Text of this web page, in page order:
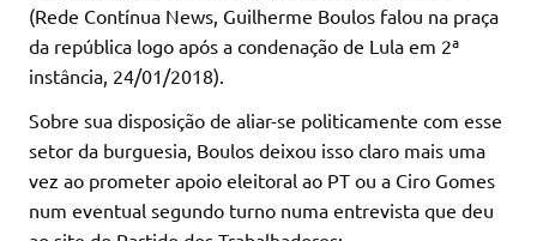
(Rede Contínua News, Guilherme Boulos falou na praça
da república logo após a condenação de Lula em 2ª
instância, 24/01/2018).
Sobre sua disposição de aliar-se politicamente com esse
setor da burguesia, Boulos deixou isso claro mais uma
vez ao prometer apoio eleitoral ao PT ou a Ciro Gomes
num eventual segundo turno numa entrevista que deu